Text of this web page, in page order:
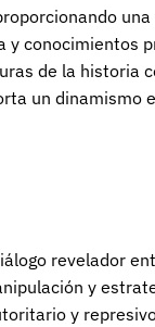
conocimientos
de la historia
un
revelador
y
y